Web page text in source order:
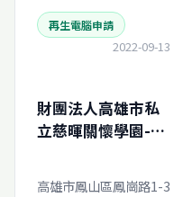
再生電腦申請
2022-09-13
財團法人高雄市私
立慈暉關懷學園-再
高雄市鳳山區鳳崗路1-3